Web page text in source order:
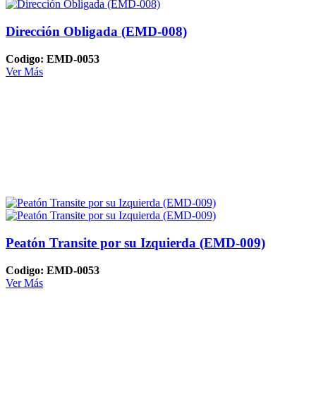
Dirección Obligada (EMD-008)
Codigo: EMD-0053
Ver Más
Peatón Transite por su Izquierda (EMD-009)
Codigo: EMD-0053
Ver Más